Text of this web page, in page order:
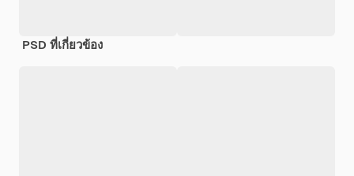
PSD ที่เกี่ยวข้อง